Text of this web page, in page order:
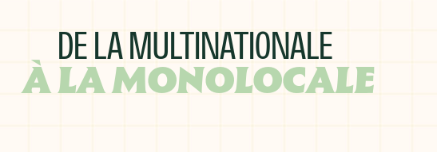
DE LA MULTINATIONALE
À LA MONOLOCALE